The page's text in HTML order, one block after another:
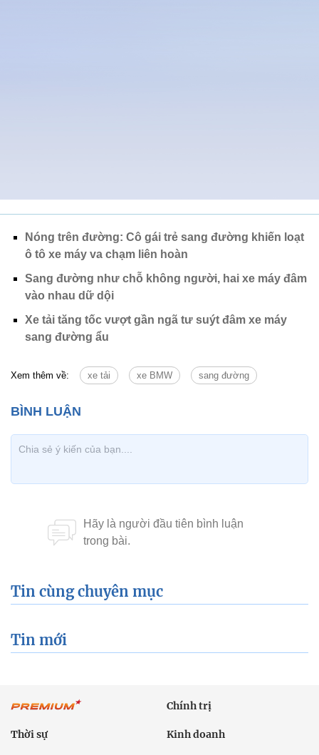
Nóng trên đường: Cô gái trẻ sang đường khiến loạt
ô tô xe máy va chạm liên hoàn
Sang đường như chỗ không người, hai xe máy đâm
vào nhau dữ dội
Xe tải tăng tốc vượt gần ngã tư suýt đâm xe máy
sang đường ẩu
Xem thêm về: xe tải xe BMW sang đường
Tin cùng chuyên mục
Tin mới
Chính trị
Thời sự Kinh doanh